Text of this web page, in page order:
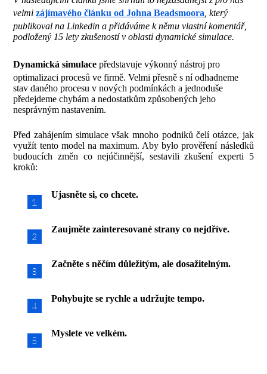
velmizájímavého článku od Johna Beadsmoora , který
publikoval na Linkedin a přidáváme k němu vlastní komentář,
podložený 15 lety zkušeností v oblasti dynamické simulace.
Dynamická simulace představuje výkonný nástroj pro
optimalizaci procesů ve firmě. Velmi přesně s ní odhadneme
stav daného procesu v nových podmínkách a jednoduše
předejdeme chybám a nedostatkům způsobených jeho
nesprávným nastavením.
Před zahájením simulace však mnoho podniků čelí otázce, jak
využít tento model na maximum. Aby bylo prověření následků
budoucích změn co nejúčinnější, sestavili zkušení experti 5
kroků:
Ujasněte si, co chcete.
Zaujměte zainteresované strany co nejdříve.
Začněte s něčím důležitým, ale dosažitelným.
Pohybujte se rychle a udržujte tempo.
Myslete ve velkém.